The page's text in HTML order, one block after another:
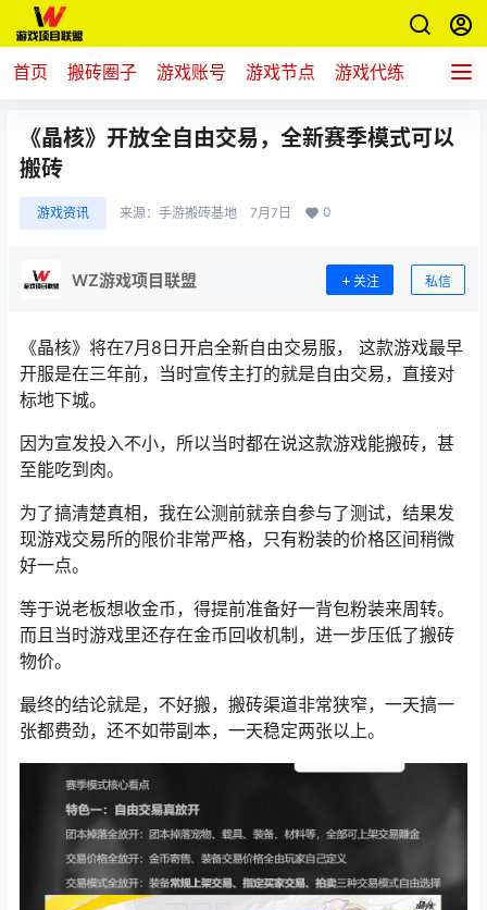
首页 搬砖圈子 游戏账号 游戏节点 游戏代练 新游推
《晶核》开放全自由交易，全新赛季模式可以
搬砖
游戏资讯 来源： 手游搬砖基地 7月7日 0
WZ游戏项目联盟 关注 私信
《晶核》将在7月8日开启全新自由交易服， 这款游戏最早
开服是在三年前，当时宣传主打的就是自由交易，直接对
标地下城。
因为宣发投入不小，所以当时都在说这款游戏能搬砖，甚
至能吃到肉。
为了搞清楚真相，我在公测前就亲自参与了测试，结果发
现游戏交易所的限价非常严格，只有粉装的价格区间稍微
好一点。
等于说老板想收金币，得提前准备好一背包粉装来周转。
而且当时游戏里还存在金币回收机制，进一步压低了搬砖
物价。
最终的结论就是，不好搬，搬砖渠道非常狭窄，一天搞一
张都费劲，还不如带副本，一天稳定两张以上。